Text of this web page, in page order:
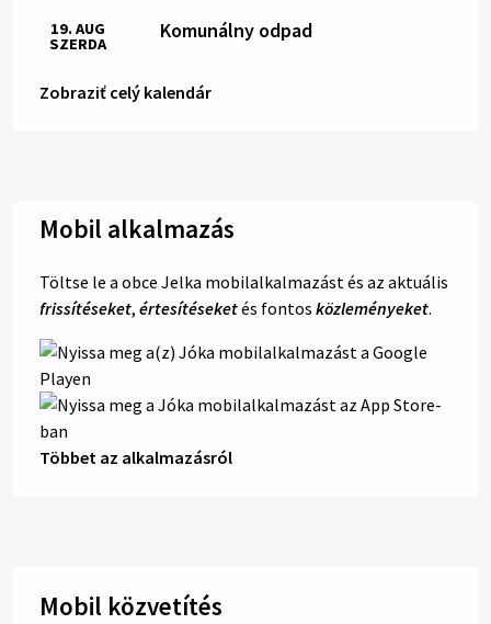
Komunálny odpad
19. AUG
SZERDA
Zobraziť celý kalendár
Mobil alkalmazás
Töltse le a obce Jelka mobilalkalmazást és az aktuális
frissítéseket, értesítéseketés fontos közleményeket.
Többet az alkalmazásról
Mobil közvetítés